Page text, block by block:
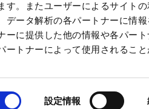
す。またユーザーによるサイト
データ解析の各パートナーに情
ーに提供した他の情報や各パー
ートナーによって使用されること
設定情報
当サイト
rights reserved.